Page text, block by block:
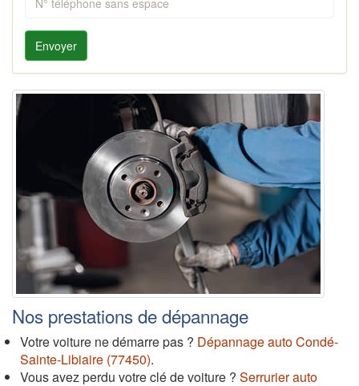
Envoyer
Nos prestations de dépannage
Votre voiture ne démarre pas ? Dépannage auto Condé-
Sainte-Libiaire (77450).
Vous avez perdu votre clé de voiture ? Serrurier auto